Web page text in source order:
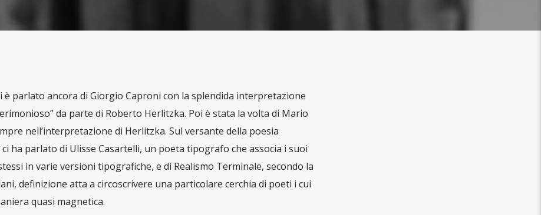
è parlato ancora di Giorgio Caproni con la splendida interpretazione
da parte di Roberto Herlitzka. Poi è stata la volta di Mario
nell’interpretazione di Herlitzka. Sul versante della poesia
ha parlato di Ulisse Casartelli, un poeta tipografo che associa i suoi
in varie versioni tipografiche, e di Realismo Terminale, secondo la
definizione atta a circoscrivere una particolare cerchia di poeti i cui
quasi magnetica.